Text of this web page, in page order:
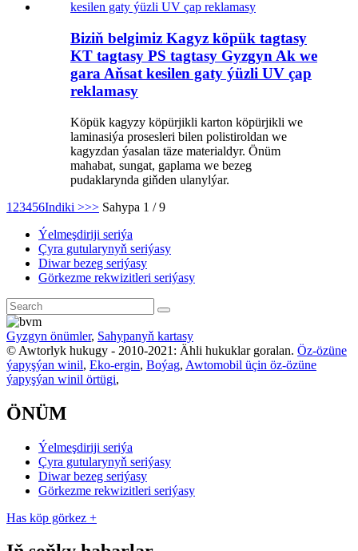
Biziň belgimiz Kagyz köpük tagtasy
KT tagtasy PS tagtasy Gyzgyn Ak we
gara Aňsat kesilen gaty ýüzli UV çap
reklamasy
Köpük kagyzy köpürjikli karton köpürjikli we
laminasiýa prosesleri bilen polistiroldan we
kagyzdan ýasalan täze materialdyr. Önüm
mahabat, sungat, gaplama we bezeg
pudaklarynda giňden ulanylýar.
1 23456Indiki >>> Sahypa 1 / 9
Ýelmeşdiriji seriýa
Çyra gutularynyň seriýasy
Diwar bezeg seriýasy
Görkezme rekwizitleri seriýasy
Gyzgyn önümler, Sahypanyň kartasy
© Awtorlyk hukugy - 2010-2021: Ähli hukuklar goralan. Öz-özüne
ýapyşýan winil, Eko-ergin, Boýag, Awtomobil üçin öz-özüne
ýapyşýan winil örtügi,
ÖNÜM
Ýelmeşdiriji seriýa
Çyra gutularynyň seriýasy
Diwar bezeg seriýasy
Görkezme rekwizitleri seriýasy
Has köp görkez +